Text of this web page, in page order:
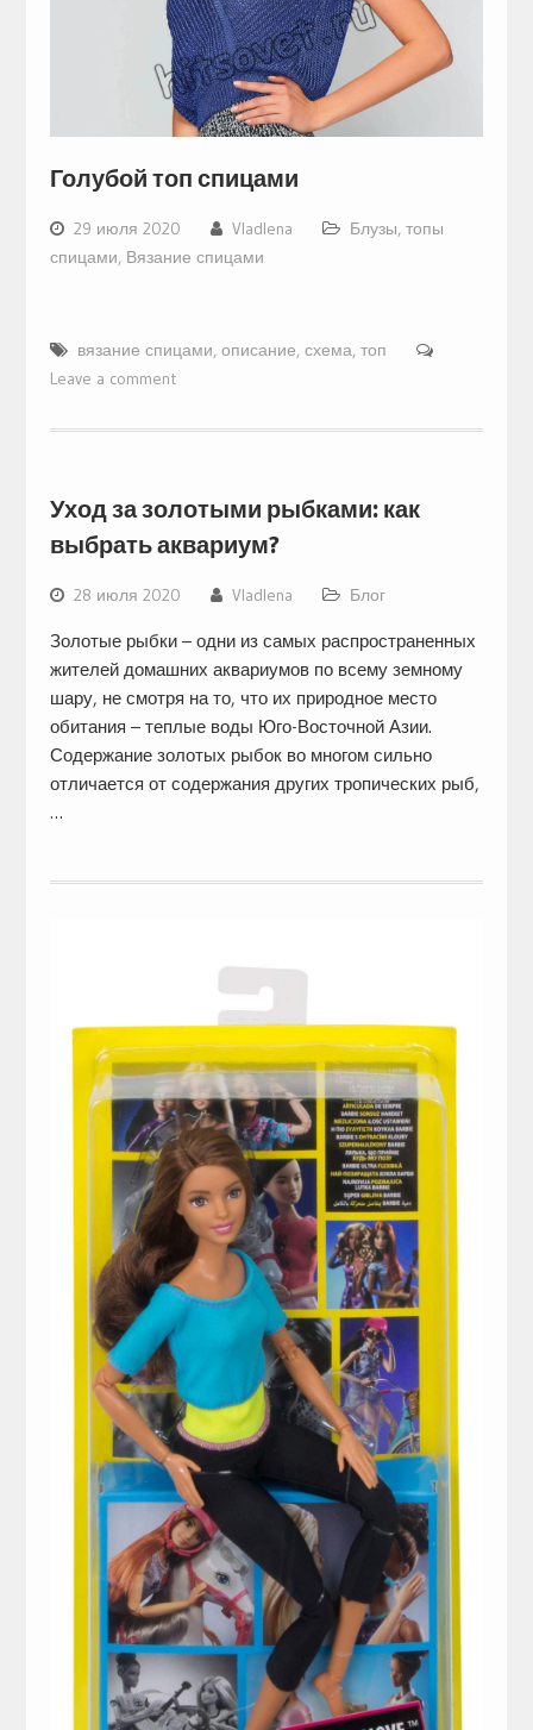
Голубой топ спицами
29 июля 2020 Vladlena
Блузы, топы
спицами, Вязание спицами
вязание спицами, описание, схема, топ
Leave a comment
Уход за золотыми рыбками: как
выбрать аквариум?
28 июля 2020 Vladlena Блог
Золотые рыбки – одни из самых распространенных
жителей домашних аквариумов по всему земному
шару, не смотря на то, что их природное место
обитания – теплые воды Юго-Восточной Азии.
Содержание золотых рыбок во многом сильно
отличается от содержания других тропических рыб,
…